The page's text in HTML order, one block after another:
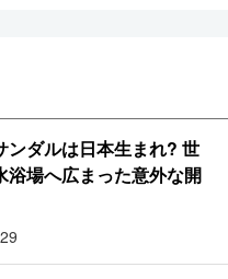
ンダルは日本生まれ? 世
浴場へ広まった意外な開